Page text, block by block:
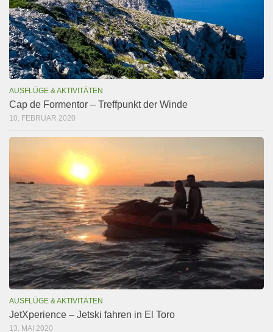
AUSFLÜGE & AKTIVITÄTEN
Cap de Formentor – Treffpunkt der Winde
10. FEBRUAR 2020
AUSFLÜGE & AKTIVITÄTEN
JetXperience – Jetski fahren in El Toro
13. MAI 2020